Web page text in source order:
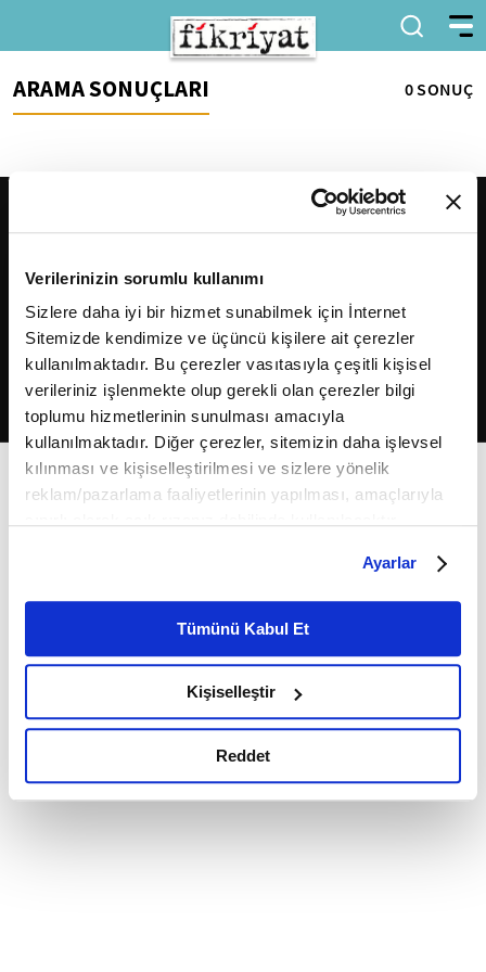
Verilerinizin sorumlu kullanımı
Sizlere daha iyi bir hizmet sunabilmek için İnternet
Sitemizde kendimize ve üçüncü kişilere ait çerezler
kullanılmaktadır. Bu çerezler vasıtasıyla çeşitli kişisel
verileriniz işlenmekte olup gerekli olan çerezler bilgi
toplumu hizmetlerinin sunulması amacıyla
kullanılmaktadır. Diğer çerezler, sitemizin daha işlevsel
kılınması ve kişiselleştirilmesi ve sizlere yönelik
reklam/pazarlama faaliyetlerinin yapılması, amaçlarıyla
belirleyebilirsiniz. Çerezlere ilişkin detaylı bilgi için
Ayarlar butonuna tıklayabilir,Çerez Bilgilendirme
Metnimizi ziyaret edebilirsiniz.
6698 sayılı Kişisel Verilerin Korunması Kanunu uyarınca
okumak ve sitemizi ziyaretiniz kapsamında
gerçekleştirilen veri işleme faaliyetleri ile ilgili daha
detaylı bilgi almak için lütfentıklayınız.
Ayarlar
Tümünü Kabul Et
Kişiselleştir
Reddet
ARAMA SONUÇLARI 0 SONUÇ
2026Fikriyat. Tüm hakları saklıdır.